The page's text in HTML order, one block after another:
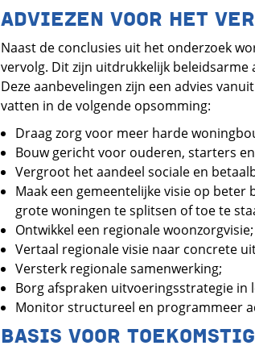
ADVIEZEN VOOR HET
Naast de conclusies uit het onderzoek
vervolg. Dit zijn uitdrukkelijk
Deze aanbevelingen zijn een advies
vatten in de volgende opsomming:
Draag zorg voor meer harde
Bouw gericht voor ouderen, starters
Vergroot het aandeel sociale en
Maak een gemeentelijke visie op
grote woningen te splitsen of toe te
Ontwikkel een regionale woonzorgvisie;
Vertaal regionale visie naar concrete
Versterk regionale samenwerking;
Borg afspraken uitvoeringsstrategie in
Monitor structureel en programmeer
BASIS VOOR